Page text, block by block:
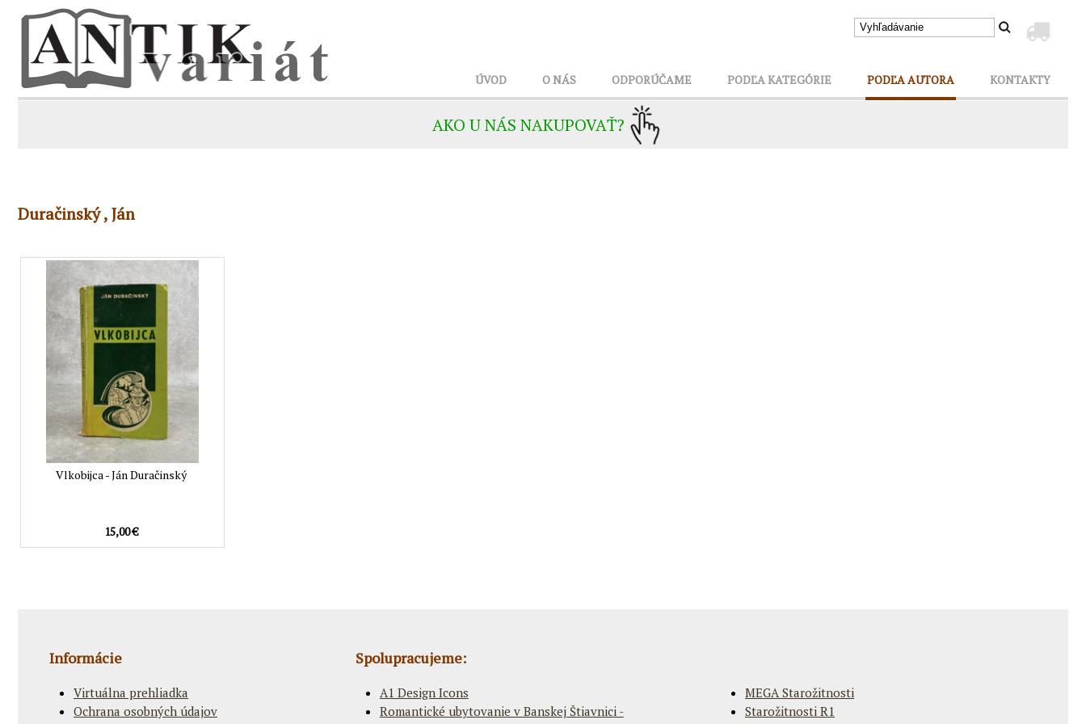
ÚVOD O NÁS ODPORÚČAME PODĽA KATEGÓRIE PODĽA AUTORA KONTAKTY
AKO U NÁS NAKUPOVAŤ?
Duračinský , Ján
Vlkobijca - Ján Duračinský
15,00 €
Informácie
Virtuálna prehliadka
Ochrana osobných údajov
Spolupracujeme:
A1 Design Icons
Romantické ubytovanie v Banskej Štiavnici -
MEGA Starožitnosti
Starožitnosti R1